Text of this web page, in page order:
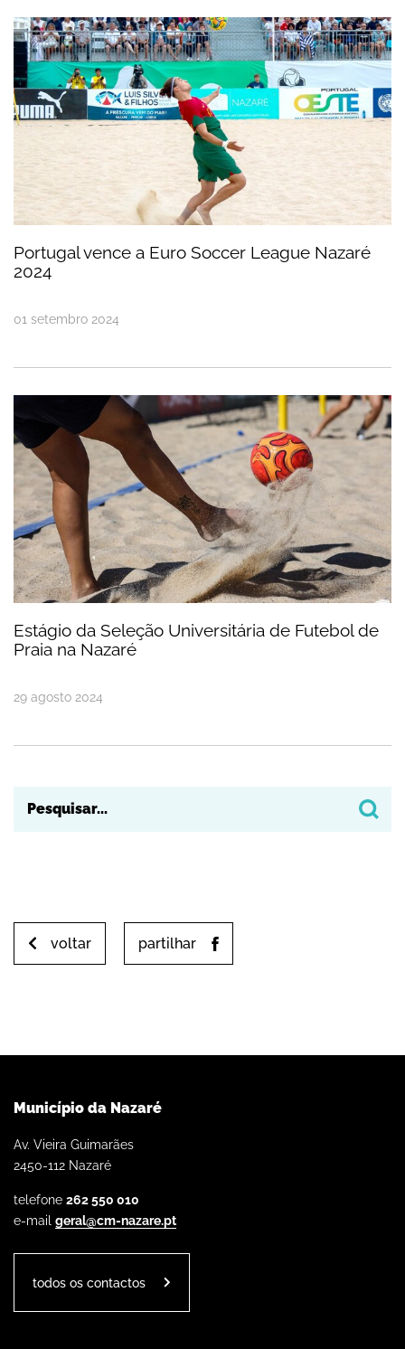
Portugal vence a Euro Soccer League Nazaré
Portugal vence a Euro Soccer League Nazaré
2024
01 setembro 2024
Estágio da Seleção Universitária de Futebol de
Estágio da Seleção Universitária de Futebol de
Praia na Nazaré
29 agosto 2024
voltar partilhar
Município da Nazaré
Av. Vieira Guimarães
2450-112 Nazaré
telefone 262 550 010
e-mail geral@cm-nazare.pt
todos os contactos